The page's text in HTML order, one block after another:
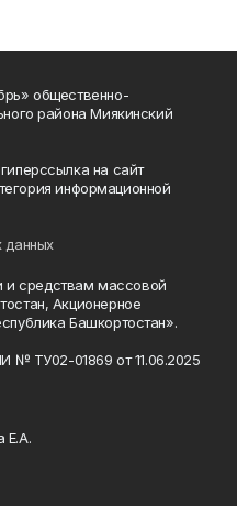
общественно-
района Миякинский
на сайт
информационной
данных
и средствам массовой
Акционерное
Башкортостан».
№ ТУ02-01869 от 11.06.2025
Е.А.